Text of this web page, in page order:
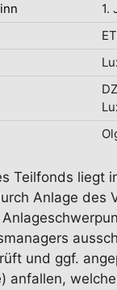
1.
Teilfonds liegt
Anlage des
und ggf.
anfallen,